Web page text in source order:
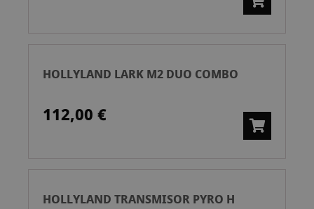
HOLLYLAND LARK M2 DUO COMBO
112,00 €
HOLLYLAND TRANSMISOR PYRO H